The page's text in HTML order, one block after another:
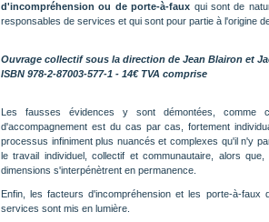
d'incompréhension ou de porte-à-faux qui sont de
responsables de services et qui sont pour partie à l'origine
Ouvrage collectif sous la direction de Jean Blairon et
ISBN 978-2-87003-577-1 - 14€ TVA comprise
Les fausses évidences y sont démontées,
d'accompagnement est du cas par cas, fortement
processus infiniment plus nuancés et complexes qu'il n'y
le travail individuel, collectif et communautaire, alors
dimensions s'interpénètrent en permanence.
Enfin, les facteurs d'incompréhension et les porte-à-faux
services sont mis en lumière.